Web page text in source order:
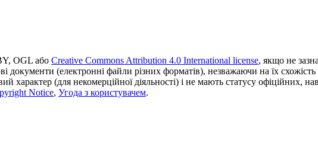
OGL або Creative Commons Attribution 4.0 International license, якщо не
документи (електронні файли різних форматів), незважаючи на їх
характер (для некомерційної діяльності) і не мають статусу офіційних,
Notice, Угода з користувачем.